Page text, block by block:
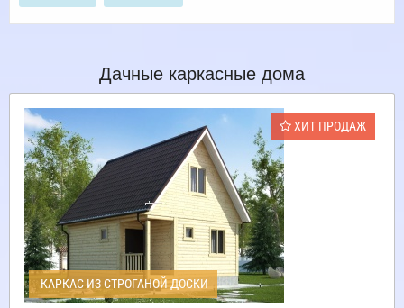
Дачные каркасные дома
ХИТ ПРОДАЖ
КАРКАС ИЗ СТРОГАНОЙ ДОСКИ